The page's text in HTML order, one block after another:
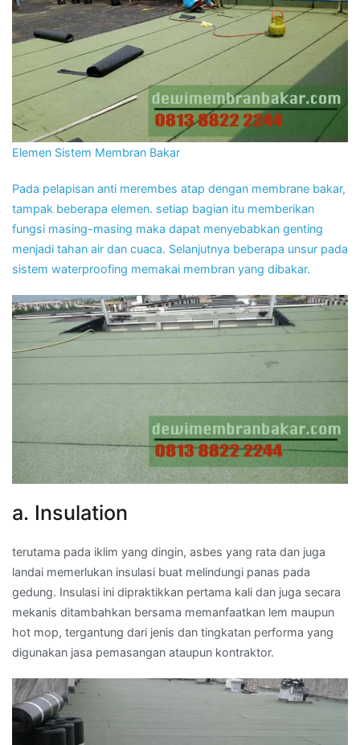
Elemen Sistem Membran Bakar
Pada pelapisan anti merembes atap dengan membrane bakar,
tampak beberapa elemen. setiap bagian itu memberikan
fungsi masing-masing maka dapat menyebabkan genting
menjadi tahan air dan cuaca. Selanjutnya beberapa unsur pada
sistem waterproofing memakai membran yang dibakar.
a. Insulation
terutama pada iklim yang dingin, asbes yang rata dan juga
landai memerlukan insulasi buat melindungi panas pada
gedung. Insulasi ini dipraktikkan pertama kali dan juga secara
mekanis ditambahkan bersama memanfaatkan lem maupun
hot mop, tergantung dari jenis dan tingkatan performa yang
digunakan jasa pemasangan ataupun kontraktor.